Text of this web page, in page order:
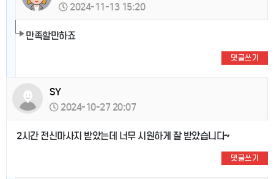
2024-11-13 15:20
만족할만하죠
댓글쓰기
SY
2024-10-27 20:07
2시간 전신마사지 받았는데 너무 시원하게 잘 받았습니다~
댓글쓰기